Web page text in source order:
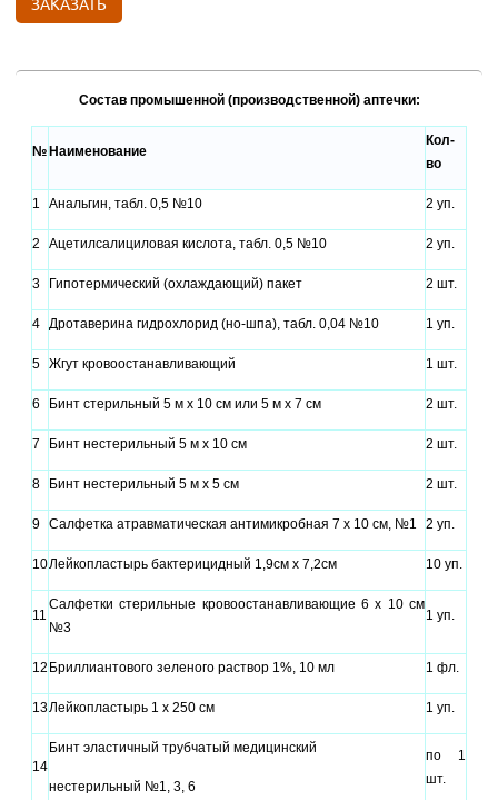
Состав промышенной (производственной) аптечки:
№Наименование
Кол-
во
1 Анальгин, табл. 0,5 №10 2 уп.
2 Ацетилсалициловая кислота, табл. 0,5 №10 2 уп.
3 Гипотермический (охлаждающий) пакет 2 шт.
4 Дротаверина гидрохлорид (но-шпа), табл. 0,04 №10 1 уп.
5 Жгут кровоостанавливающий 1 шт.
6 Бинт стерильный 5 м х 10 см или 5 м х 7 см 2 шт.
7 Бинт нестерильный 5 м х 10 см 2 шт.
8 Бинт нестерильный 5 м х 5 см 2 шт.
9 Салфетка атравматическая антимикробная 7 х 10 см, №1 2 уп.
10Лейкопластырь бактерицидный 1,9см x 7,2см 10 уп.
11
Салфетки стерильные кровоостанавливающие 6 х 10 см
№3
1 уп.
12 Бриллиантового зеленого раствор 1%, 10 мл 1 фл.
13Лейкопластырь 1 х 250 см 1 уп.
14
Бинт эластичный трубчатый медицинский
нестерильный №1, 3, 6
по 1
шт.